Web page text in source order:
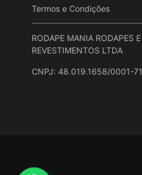
Termos e Condições
RODAPE MANIA RODAPES E
REVESTIMENTOS LTDA
CNPJ: 48.019.1658/0001-71